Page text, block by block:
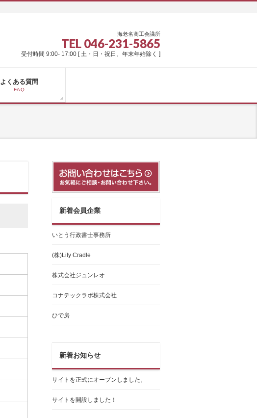
海老名商工会議所
TEL 046-231-5865
受付時間 9:00- 17:00 [ 土・日・祝日、年末年始除く ]
よくある質問
FAQ
新着会員企業
いとう行政書士事務所
(株)Lily Cradle
株式会社ジュンレオ
コナテックラボ株式会社
ひで房
新着お知らせ
サイトを正式にオープンしました。
サイトを開設しました！